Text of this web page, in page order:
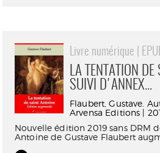
Livre numérique |
LA TENTATION
SUIVI D'ANNEX...
Flaubert, Gustave.
Arvensa Editions |
Nouvelle édition 2019 sans DRM
Antoine de Gustave Flaubert